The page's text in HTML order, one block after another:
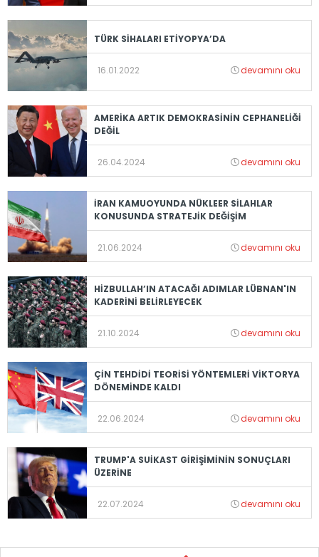
TÜRK SİHALARI ETİYOPYA’DA
16.01.2022 devamını oku
AMERİKA ARTIK DEMOKRASİNİN CEPHANELİĞİ
DEĞİL
26.04.2024 devamını oku
İRAN KAMUOYUNDA NÜKLEER SİLAHLAR
KONUSUNDA STRATEJİK DEĞİŞİM
21.06.2024 devamını oku
HİZBULLAH’IN ATACAĞI ADIMLAR LÜBNAN'IN
KADERİNİ BELİRLEYECEK
21.10.2024 devamını oku
ÇİN TEHDİDİ TEORİSİ YÖNTEMLERİ VİKTORYA
DÖNEMİNDE KALDI
22.06.2024 devamını oku
TRUMP'A SUİKAST GİRİŞİMİNİN SONUÇLARI
ÜZERİNE
22.07.2024 devamını oku